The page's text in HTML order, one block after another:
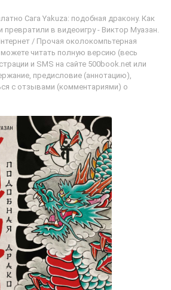
Сага Yakuza: подобная дракону. Как
превратили в видеоигру - Виктор Муазан.
/ Прочая околокомпьтерная
читать полную версию (весь
и SMS на сайте 500book.net или
предисловие (аннотацию),
с отзывами (комментариями) о